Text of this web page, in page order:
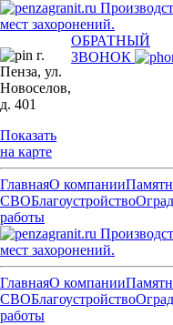
мест захоронений.
г.
Пенза, ул.
Новоселов,
д. 401
Показать
на карте
ОБРАТНЫЙ
ЗВОНОК
ГлавнаяО компании
СВОБлагоустройство
работы
мест захоронений.
ГлавнаяО компании
СВОБлагоустройство
работы